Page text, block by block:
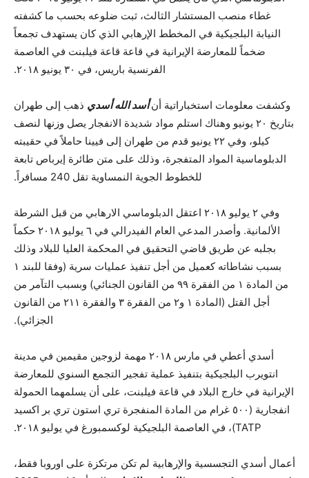
غطاء منصب المستشار الثالث، ثبت ضلوعه بحسب ما كشفته
النيابة البلجيكية في المخطط الإرهابي الذي كان يستهدف تجمعاً
ضخماً للمعارضة الإيرانية في قاعة قاعة فيلبنت في العاصمة
الفرنسية باريس، في ٣٠ يونيو ٢٠١٨.
وكشفت معلومات استخباراتية أنأسد الله أسدي ذهب إلى طهران
بتاريخ ٢٠ يونيو وهناك استلم مواد شديدة الانفجار يصل وزنها لنصف
كيلو، وفي ٢٢ يونيو قدم من طهران إلى فيينا حاملاً في حقيبته
الدبلوماسية المواد المتفجرة، وذلك على متن طائرة إيرباص تابعة
للخطوط الجوية النمساوية تقل 240 مسافراً.
وفي ٢ يوليو ٢٠١٨ اعتقل الدبلوماسي الارهابي من قبل الشرطة
الألمانية. وأصدر المدعي العام الفيدرالي في ٦ يوليو ٢٠١٨ حكماً
بجلبه عن طريق قاضي التحقيق في المحكمة العليا للبلاد وذلك
بسبب نشاطاته كعميل من أجل تنفيذ عمليات سرية (وفقا للبند ١
من المادة ١ من الفقرة ٩٩ من القانون الجنائي) وبسبب التآمر من
أجل القتل (المادة ١ و٢ من الفقرة ٣ والفقرة ٢١١ من القانون
الجزائي).
أسدي أعطي في مارس ٢٠١٨ مهمة لزوجين مقيمين في مدينة
انتويرب البلجيكية بتنفيذ عملية تفجير التجمع السنوي للمعارضة
الإيرانية في خارج البلاد في قاعة فيلبنت، على أن يسلمهما الحمولة
انفجارية (٥٠٠ غرام من المادة المنفجرة تري استون تري بر اكسيد
TATP)، في العاصمة البلجيكية لوكسمبورغ في يوليو ٢٠١٨.
أعمال أسدي التجسسية والإرهابية لم تكن مرتكزة على اوروبا فقط،